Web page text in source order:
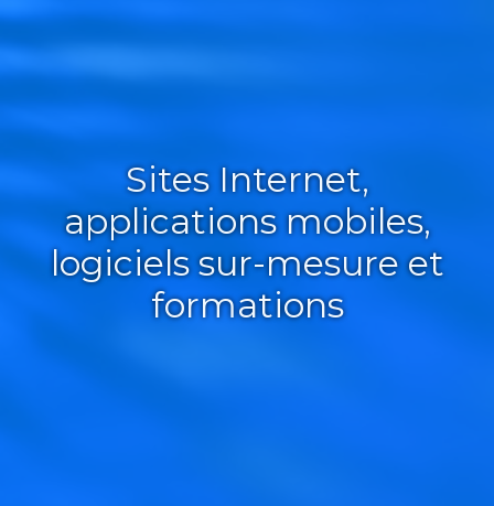
Sites Internet,
applications mobiles,
logiciels sur-mesure et
formations